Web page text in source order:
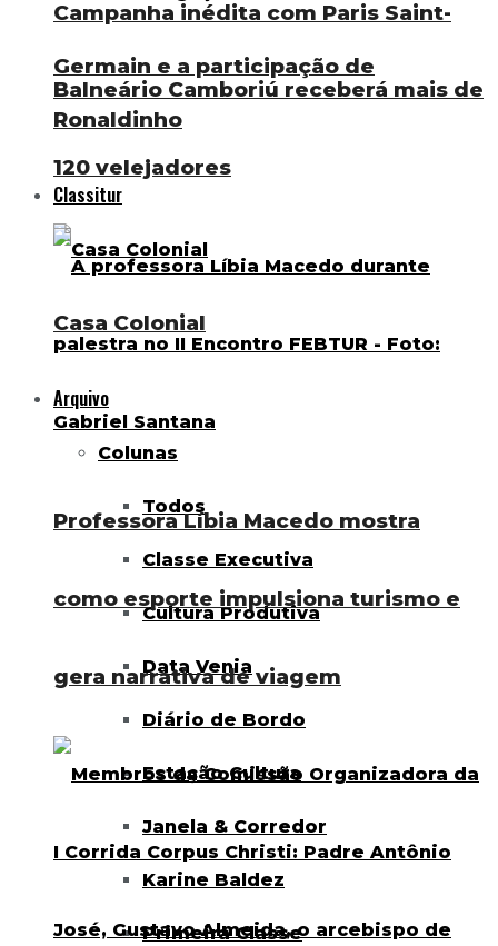
Campanha inédita com Paris Saint-
Germain e a participação de
Ronaldinho
Classitur
Casa Colonial
Arquivo
Colunas
Todos
Classe Executiva
Cultura Produtiva
Data Venia
Diário de Bordo
Estação Cultura
Janela & Corredor
Karine Baldez
Primeira Classe
Balneário Camboriú receberá mais de
120 velejadores
Professora Líbia Macedo mostra
como esporte impulsiona turismo e
gera narrativa de viagem